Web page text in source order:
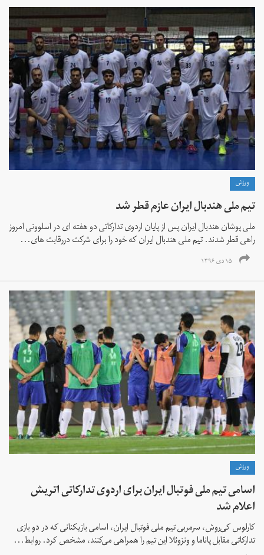
ورزش
تیم ملی هندبال ایران عازم قطر شد
ملی پوشان هندبال ایران پس از پایان اردوی تدارکاتی دو هفته ای در اسلوونی امروز
راهی قطر شدند. تیم ملی هندبال ایران که خود را برای شرکت دررقابت های...
۱۵ دی ۱۳۹۶
ورزش
اسامی تیم ملی فوتبال ایران برای اردوی تدارکاتی اتریش
اعلام شد
کارلوس کی‌روش، سرمربی تیم ملی فوتبال ایران، اسامی بازیکنانی که در دو بازی
تدارکاتی مقابل پاناما و ونزوئلا این تیم را همراهی می‌کنند، مشخص کرد. روابط...